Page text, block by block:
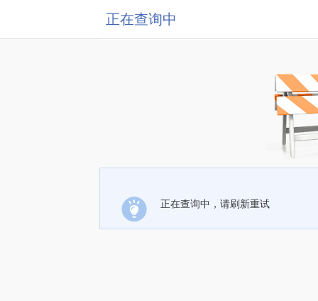
正在查询中
正在查询中，请刷新重试